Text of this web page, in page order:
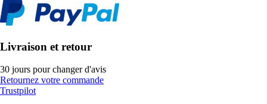
Livraison et retour
30 jours pour changer d'avis
Retournez votre commande
Trustpilot